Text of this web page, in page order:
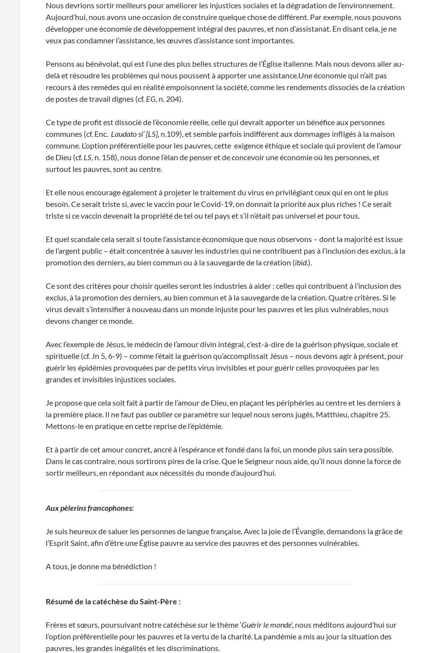
Nous devrions sortir meilleurs pour améliorer les injustices sociales et la dégradation de l’environnement.
Aujourd’hui, nous avons une occasion de construire quelque chose de différent. Par exemple, nous pouvons
développer une économie de développement intégral des pauvres, et non d’assistanat. En disant cela, je ne
veux pas condamner l’assistance, les œuvres d’assistance sont importantes.
Pensons au bénévolat, qui est l’une des plus belles structures de l’Église italienne. Mais nous devons aller au-
delà et résoudre les problèmes qui nous poussent à apporter une assistance.Une économie qui n’ait pas
recours à des remèdes qui en réalité empoisonnent la société, comme les rendements dissociés de la création
de postes de travail dignes (cf. EG, n. 204).
Ce type de profit est dissocié de l’économie réelle, celle qui devrait apporter un bénéfice aux personnes
communes (cf. Enc. Laudato si’ [LS], n.109), et semble parfois indifférent aux dommages infligés à la maison
commune. L’option préférentielle pour les pauvres, cette exigence éthique et sociale qui provient de l’amour
de Dieu (cf. LS, n. 158), nous donne l’élan de penser et de concevoir une économie où les personnes, et
surtout les pauvres, sont au centre.
Et elle nous encourage également à projeter le traitement du virus en privilégiant ceux qui en ont le plus
besoin. Ce serait triste si, avec le vaccin pour le Covid-19, on donnait la priorité aux plus riches ! Ce serait
triste si ce vaccin devenait la propriété de tel ou tel pays et s’il n’était pas universel et pour tous.
Et quel scandale cela serait si toute l’assistance économique que nous observons – dont la majorité est issue
de l’argent public – était concentrée à sauver les industries qui ne contribuent pas à l’inclusion des exclus, à la
promotion des derniers, au bien commun ou à la sauvegarde de la création (ibid.).
Ce sont des critères pour choisir quelles seront les industries à aider : celles qui contribuent à l’inclusion des
exclus, à la promotion des derniers, au bien commun et à la sauvegarde de la création. Quatre critères. Si le
virus devait s’intensifier à nouveau dans un monde injuste pour les pauvres et les plus vulnérables, nous
devons changer ce monde.
Avec l’exemple de Jésus, le médecin de l’amour divin intégral, c’est-à-dire de la guérison physique, sociale et
spirituelle (cf. Jn 5, 6-9) – comme l’était la guérison qu’accomplissait Jésus – nous devons agir à présent, pour
guérir les épidémies provoquées par de petits virus invisibles et pour guérir celles provoquées par les
grandes et invisibles injustices sociales.
Je propose que cela soit fait à partir de l’amour de Dieu, en plaçant les périphéries au centre et les derniers à
la première place. Il ne faut pas oublier ce paramètre sur lequel nous serons jugés, Matthieu, chapitre 25.
Mettons-le en pratique en cette reprise de l’épidémie.
Et à partir de cet amour concret, ancré à l’espérance et fondé dans la foi, un monde plus sain sera possible.
Dans le cas contraire, nous sortirons pires de la crise. Que le Seigneur nous aide, qu’il nous donne la force de
sortir meilleurs, en répondant aux nécessités du monde d’aujourd’hui.
Aux pèlerins francophones:
Je suis heureux de saluer les personnes de langue française. Avec la joie de l’Évangile, demandons la grâce de
l’Esprit Saint, afin d’être une Église pauvre au service des pauvres et des personnes vulnérables.
A tous, je donne ma bénédiction !
Résumé de la catéchèse du Saint-Père :
Frères et sœurs, poursuivant notre catéchèse sur le thème ‘Guérir le monde‘, nous méditons aujourd’hui sur
l’option préférentielle pour les pauvres et la vertu de la charité. La pandémie a mis au jour la situation des
pauvres, les grandes inégalités et les discriminations.